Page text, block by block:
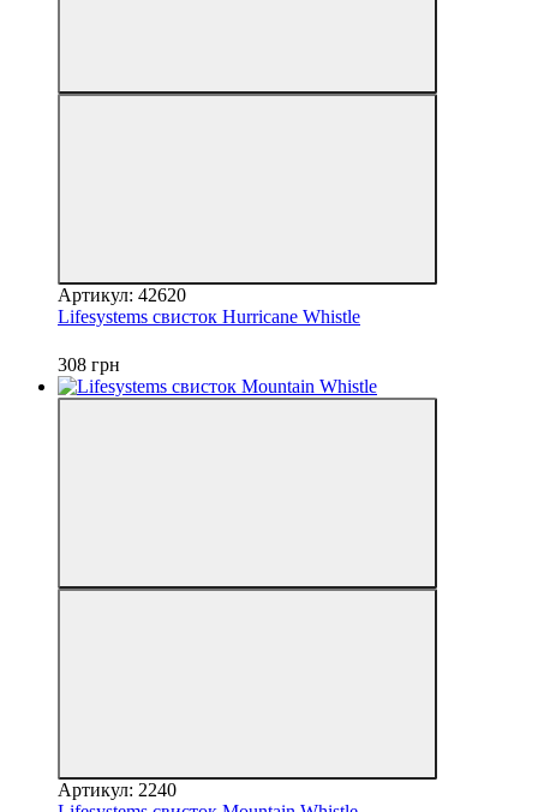
Артикул: 42620
Lifesystems свисток Hurricane Whistle
308 грн
Артикул: 2240